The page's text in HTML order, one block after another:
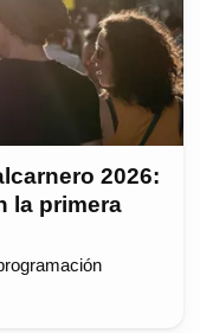
2026:
la primera